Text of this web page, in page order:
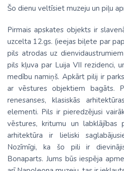
Šo dienu veltīsiet muzeju un piļu
Pirmais apskates objekts ir
uzcelta 12.gs. (ieejas biļete par
pils atrodas uz
pils kļuva par Luija VII rezidenci,
medību namiņš. Apkārt pilij ir
ar vēstures objektiem bagāts.
renesanses, klasiskās
elementi. Pils ir pieredzējusi
vēstures, kritumu un labklājības
arhitektūra ir lieliski
Nozīmīgi, ka šo pili ir
Bonaparts. Jums būs iespēja